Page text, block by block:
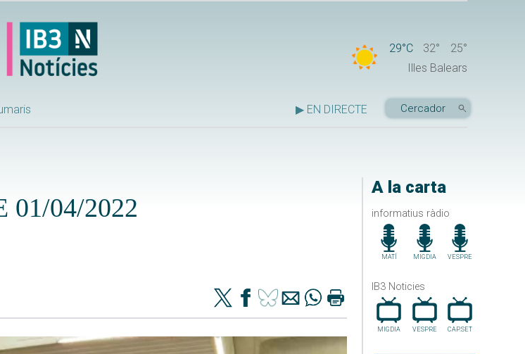
29°C 32°
25°
Illes Balears
▶ EN DIRECTE
A la carta
informatius ràdio
MATÍ MIGDIA VESPRE
IB3 Noticies
MIGDIA VESPRE CAP.SET
01/04/2022